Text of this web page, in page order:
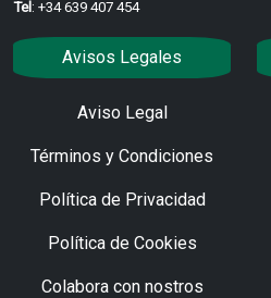
Tel: +34 639 407 454
Avisos Legales
Aviso Legal
Términos y Condiciones
Política de Privacidad
Política de Cookies
Colabora con nostros